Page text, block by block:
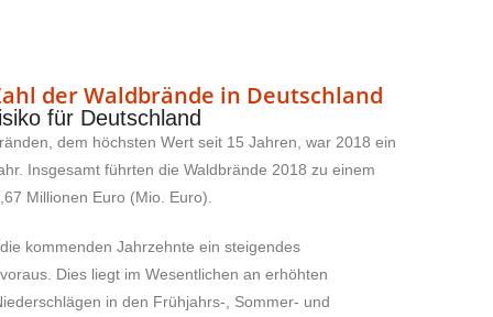
der Waldbrände in Deutschland
für Deutschland
dem höchsten Wert seit 15 Jahren, war 2018 ein
Insgesamt führten die Waldbrände 2018 zu einem
Millionen Euro (Mio. Euro).
kommenden Jahrzehnte ein steigendes
Dies liegt im Wesentlichen an erhöhten
in den Frühjahrs-, Sommer- und